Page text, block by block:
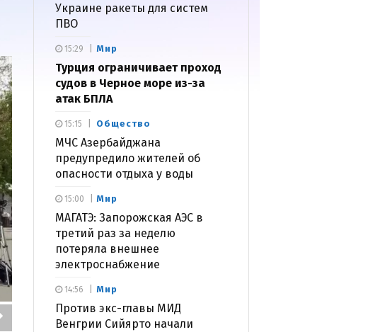
Украине ракеты для систем
ПВО
Мир
Турция ограничивает проход
судов в Черное море из-за
атак БПЛА
15:29
Общество
МЧС Азербайджана
предупредило жителей об
опасности отдыха у воды
15:15
Мир
МАГАТЭ: Запорожская АЭС в
третий раз за неделю
потеряла внешнее
электроснабжение
15:00
Мир
Против экс-главы МИД
Венгрии Сийярто начали
14:56